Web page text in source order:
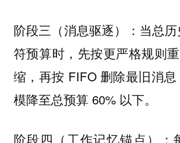
阶段三（消息驱逐）
：当总
符预算时，先按更严格规则
缩，再按 FIFO 删除最旧消
模降至总预算 60% 以下。
阶段四（工作记忆锚点）